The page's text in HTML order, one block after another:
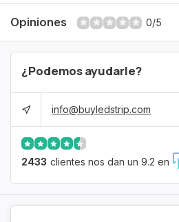
Opiniones 0/5
¿Podemos ayudarle?
info@buyledstrip.com
2433 clientes nos dan un 9.2 en